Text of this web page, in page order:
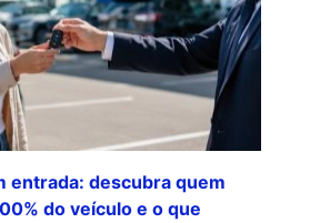
entrada: descubra quem
do veículo e o que